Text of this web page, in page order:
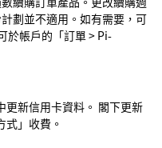
劃並不適用。如有需要，可
於帳戶的「訂單 > Pi-
更新信用卡資料。 閣下更新
」收費。